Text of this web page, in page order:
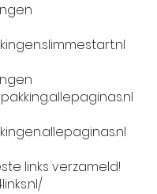
links verzameld!